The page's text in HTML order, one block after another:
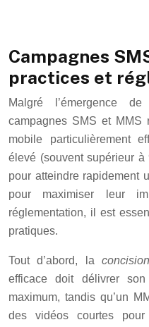
Campagnes
practices et
Malgré l’émergence
campagnes SMS et MMS
mobile particulièrement
élevé (souvent supérieur
pour atteindre rapidement
pour maximiser leur
réglementation, il est
pratiques.
Tout d’abord, la
efficace doit délivrer
maximum, tandis qu’un
des vidéos courtes